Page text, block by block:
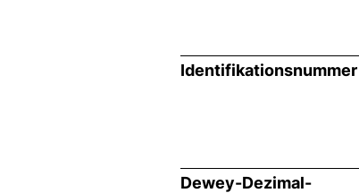
Identifikationsnummer
Dewey-Dezimal-